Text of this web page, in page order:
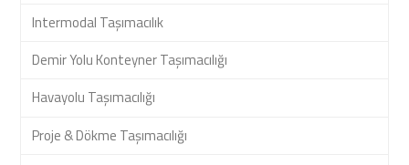
Intermodal Taşımacılık
Demir Yolu Konteyner Taşımacılığı
Havayolu Taşımacılığı
Proje & Dökme Taşımacılığı